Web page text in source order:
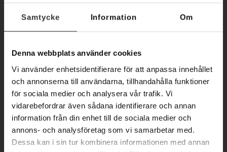
Samtycke Information Om
Denna webbplats använder cookies
Vi använder enhetsidentifierare för att anpassa innehållet
och annonserna till användarna, tillhandahålla funktioner
för sociala medier och analysera vår trafik. Vi
vidarebefordrar även sådana identifierare och annan
information från din enhet till de sociala medier och
annons- och analysföretag som vi samarbetar med.
Dessa kan i sin tur kombinera informationen med annan
Pedikyr på spa
Sätt dig till rätta och unna dina fötter en stunds välförtjänt